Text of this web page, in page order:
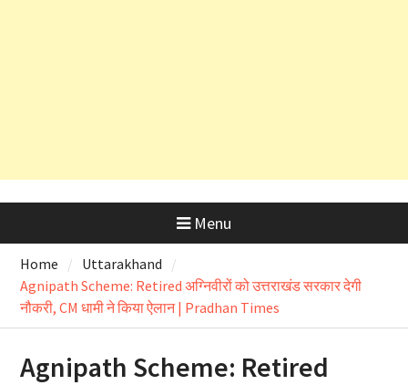
Menu
Home
Uttarakhand
Agnipath Scheme: Retired अग्निवीरों को उत्तराखंड सरकार देगी
नौकरी, CM धामी ने किया ऐलान | Pradhan Times
Agnipath Scheme: Retired